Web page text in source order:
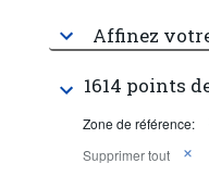
Affinez
1614 points
Zone de référence:
Supprimer tout